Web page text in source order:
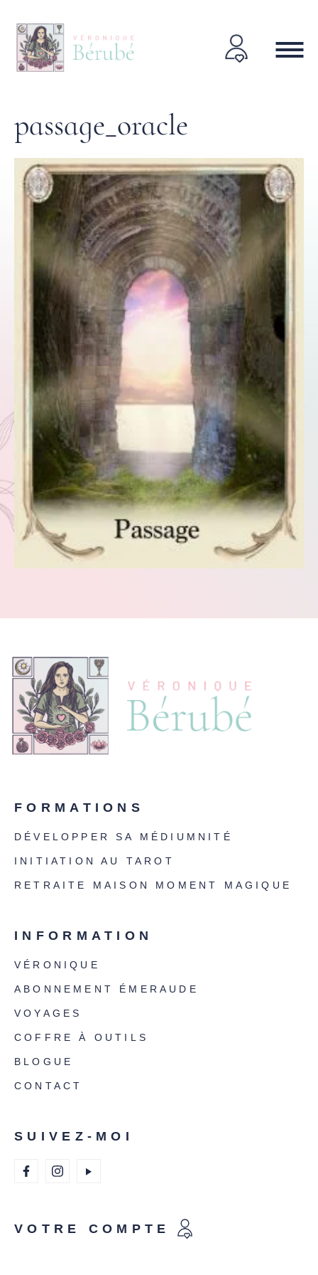
passage_oracle
FORMATIONS
DÉVELOPPER SA MÉDIUMNITÉ
INITIATION AU TAROT
RETRAITE MAISON MOMENT MAGIQUE
INFORMATION
VÉRONIQUE
ABONNEMENT ÉMERAUDE
VOYAGES
COFFRE À OUTILS
BLOGUE
CONTACT
SUIVEZ-MOI
VOTRE COMPTE